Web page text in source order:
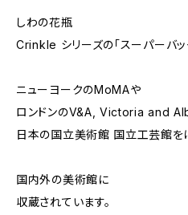
しわの花瓶
Crinkle シリーズの「スーパーバッ
ニューヨークのMoMAや
ロンドンのV&A, Victoria and
日本の国立美術館 国立工芸館を
国内外の美術館に
収蔵されています。